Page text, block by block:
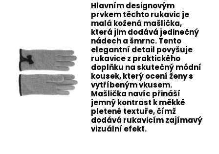
Hlavním designovým
prvkem těchto rukavic je
malá kožená mašlička,
která jim dodává jedinečný
nádech a šmrnc. Tento
elegantní detail povyšuje
rukavice z praktického
doplňku na skutečný módní
kousek, který ocení ženy s
vytříbeným vkusem.
Mašlička navíc přináší
jemný kontrast k měkké
pletené textuře, čímž
dodává rukavicím zajímavý
vizuální efekt.